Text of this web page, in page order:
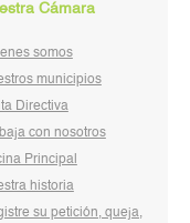
Cámara
somos
municipios
Directiva
con nosotros
Principal
historia
su petición, queja,